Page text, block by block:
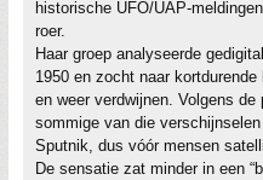
historische UFO/UAP-
roer.
Haar groep analyseerde
1950 en zocht naar
en weer verdwijnen. Volgens
sommige van die
Sputnik, dus vóór mensen
De sensatie zat minder in een